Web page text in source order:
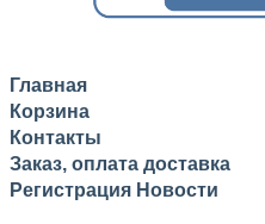
Главная
Корзина
Контакты
Заказ, оплата доставка
Регистрация Новости